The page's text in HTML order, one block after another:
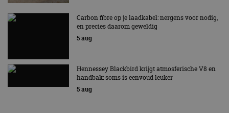
Carbon fibre op je laadkabel: nergens voor nodig,
en precies daarom geweldig
5 aug
Hennessey Blackbird krijgt atmosferische V8 en
handbak: soms is eenvoud leuker
5 aug